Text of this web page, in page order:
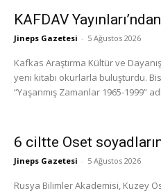
KAFDAV
Jineps Gazetesi - 5 Ağustos 2026
Kafkas Araştırma Kültür ve
yeni kitabı okurlarla buluşturdu.
“Yaşanmış Zamanlar 1965-1999”
6 ciltte Oset
Jineps Gazetesi - 5 Ağustos 2026
Rusya Bilimler Akademisi, Kuzey